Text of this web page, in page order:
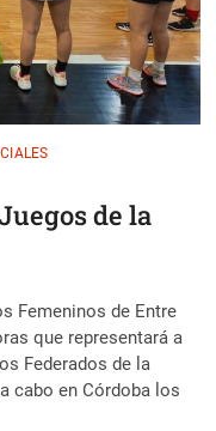
de la
Femeninos de Entre
que representará a
Federados de la
cabo en Córdoba los